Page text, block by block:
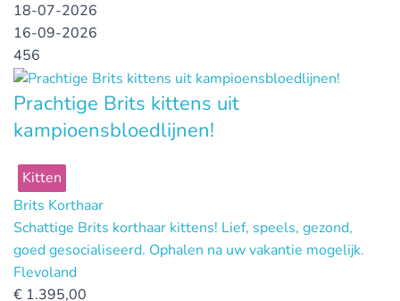
18-07-2026
16-09-2026
456
Prachtige Brits kittens uit
kampioensbloedlijnen!
Kitten
Brits Korthaar
Schattige Brits korthaar kittens! Lief, speels, gezond,
goed gesocialiseerd. Ophalen na uw vakantie mogelijk.
Flevoland
€ 1.395,00